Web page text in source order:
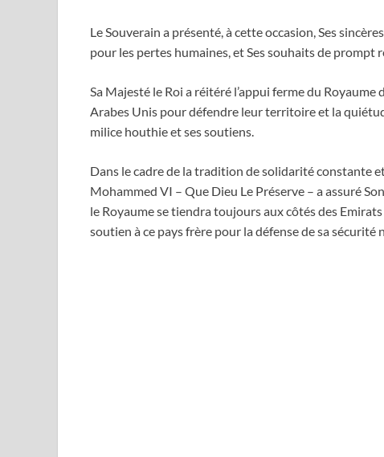
Le Souverain a présenté, à cette occasion, Ses
pour les pertes humaines, et Ses souhaits de prompt
Sa Majesté le Roi a réitéré l’appui ferme du
Arabes Unis pour défendre leur territoire et la
milice houthie et ses soutiens.
Dans le cadre de la tradition de solidarité constante
Mohammed VI – Que Dieu Le Préserve – a assuré
le Royaume se tiendra toujours aux côtés des
soutien à ce pays frère pour la défense de sa